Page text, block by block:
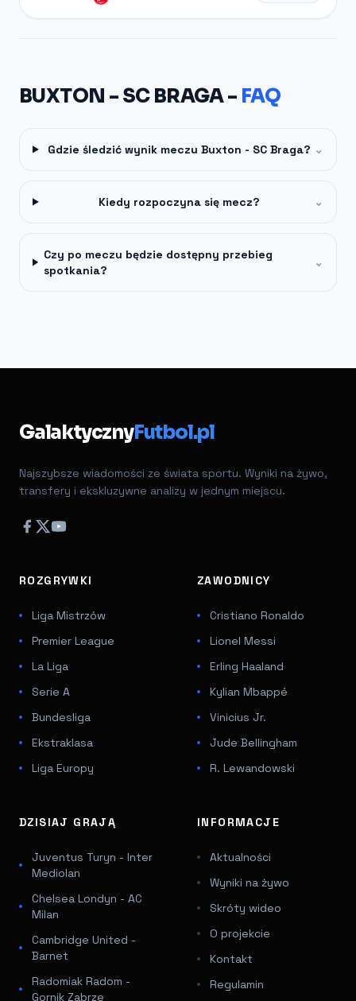
BUXTON - SC BRAGA - FAQ
Gdzie śledzić wynik meczu Buxton - SC Braga? ⌄
Kiedy rozpoczyna się mecz? ⌄
Czy po meczu będzie dostępny przebieg
spotkania?
⌄
GalaktycznyFutbol.pl
Najszybsze wiadomości ze świata sportu. Wyniki na żywo,
transfery i ekskluzywne analizy w jednym miejscu.
ROZGRYWKI
Liga Mistrzów
Premier League
La Liga
Serie A
Bundesliga
Ekstraklasa
Liga Europy
ZAWODNICY
Cristiano Ronaldo
Lionel Messi
Erling Haaland
Kylian Mbappé
Vinicius Jr.
Jude Bellingham
R. Lewandowski
DZISIAJ GRAJĄ
Juventus Turyn - Inter
Mediolan
Chelsea Londyn - AC
Milan
Cambridge United -
Barnet
Radomiak Radom -
Gornik Zabrze
INFORMACJE
Aktualności
Wyniki na żywo
Skróty wideo
O projekcie
Kontakt
Regulamin